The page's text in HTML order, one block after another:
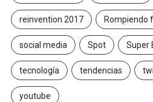
reinvention 2017 Rompiendo
social media Spot Super
tecnología tendencias
youtube